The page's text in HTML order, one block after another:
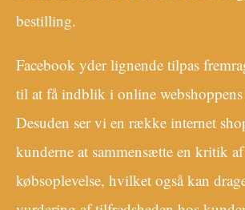
bestilling.
Facebook yder lignende tilpas
til at få indblik i online
Desuden ser vi en række internet
kunderne at sammensætte en kritik af
købsoplevelse, hvilket også kan